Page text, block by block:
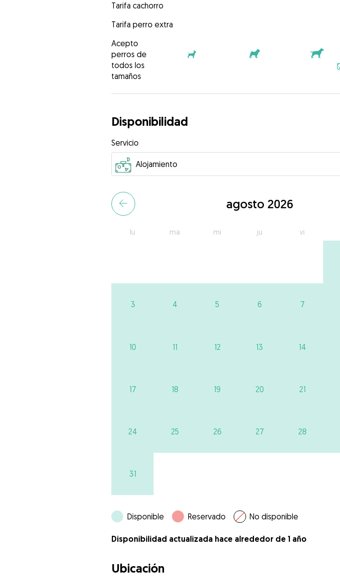
Tarifa cachorro
Tarifa perro extra
Acepto
perros de
todos los
tamaños
Disponibilidad
Servicio
agosto 2026
lu ma mi ju vi
3 4 5 6 7
10 11 12 13 14
17 18 19 20 21
24 25 26 27 28
31
Disponible Reservado No disponible
Disponibilidad actualizada hace alrededor de 1 año
Ubicación